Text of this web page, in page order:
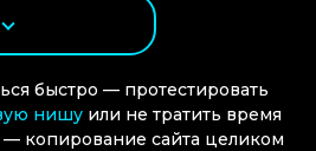
быстро — протестировать
нишу или не тратить время
— копирование сайта целиком